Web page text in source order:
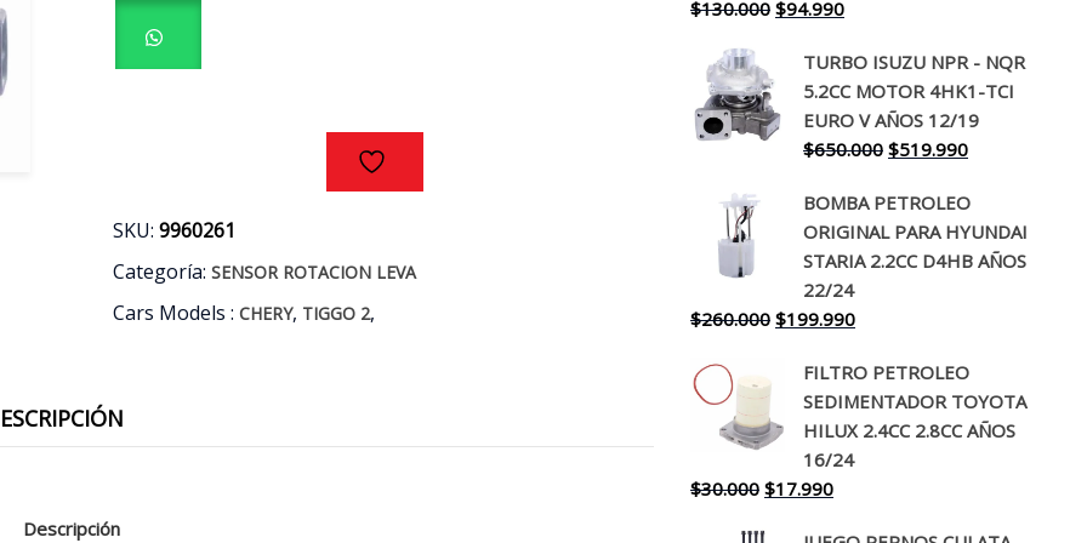
TIGGO
2
SKU:9960261
Categoría:SENSOR ROTACION LEVA
Cars Models :CHERY, TIGGO 2,
Descripción
$130.000 El
original
era:
$130.000.
$94.990El
actual
es:
$94.990.
TURBO ISUZU NPR - NQR
5.2CC MOTOR 4HK1-TCI
EURO V AÑOS 12/19
$650.000 El
original
era:
$650.000.
$519.990El
actual
es:
$519.990.
BOMBA PETROLEO
ORIGINAL PARA HYUNDAI
STARIA 2.2CC D4HB AÑOS
22/24
$260.000 El
original
era:
$260.000.
$199.990El
actual
es:
$199.990.
FILTRO PETROLEO
SEDIMENTADOR TOYOTA
HILUX 2.4CC 2.8CC AÑOS
16/24
$30.000 El
$17.990El